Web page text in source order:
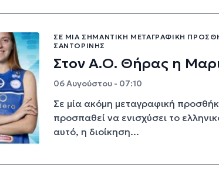
ΣΕ ΜΊΑ ΣΗΜΑΝΤΙΚΉ ΜΕΤΑΓΡΑΦΙΚΉ
ΣΑΝΤΟΡΊΝΗΣ
Στον Α.Ο. Θήρας η
06 Αυγούστου - 07:10
Σε μία ακόμη μεταγραφική
προσπαθεί να ενισχύσει το
αυτό, η διοίκηση...